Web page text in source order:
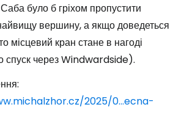
було б гріхом пропустити
вершину, а якщо доведеться
місцевий кран стане в нагоді
спуск через Windwardside).
2025/0...ecna-